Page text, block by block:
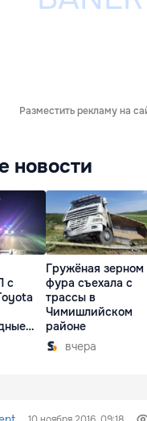
Разместить рекламу на
новости
с
Гружёная зерном
фура съехала с
трассы в
Чимишлийском
районе
вчера